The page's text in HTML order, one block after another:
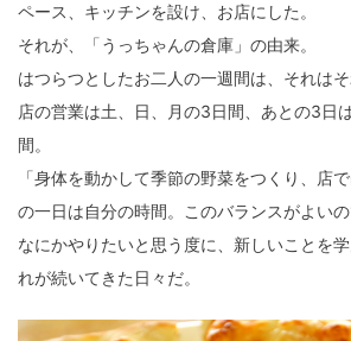
ペース、キッチンを設け、お店にした。
それが、「うっちゃんの倉庫」の由来。
はつらつとしたお二人の一週間は、それはそ
店の営業は土、日、月の3日間、あとの3日
間。
「身体を動かして季節の野菜をつくり、店
の一日は自分の時間。このバランスがよいの
なにかやりたいと思う度に、新しいことを
れが続いてきた日々だ。